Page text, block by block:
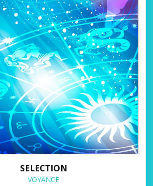
SELECTION
VOYANCE